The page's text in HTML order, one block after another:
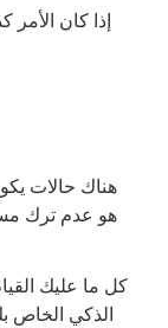
إذا كان
هناك حالات
كل ما عليك
الذكي الخاص